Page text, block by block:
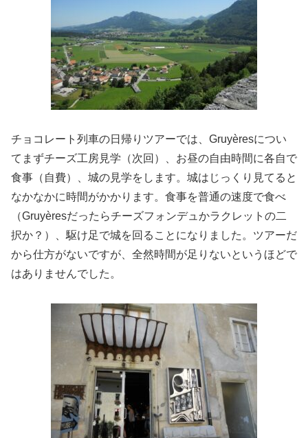
チョコレート列車の日帰りツアーでは、Gruyèresについ
てまずチーズ工房見学（次回）、お昼の自由時間に各自で
食事（自費）、城の見学をします。城はじっくり見てると
なかなかに時間がかかります。食事を普通の速度で食べ
（Gruyèresだったらチーズフォンデュかラクレットの二
択か？）、駆け足で城を回ることになりました。ツアーだ
から仕方がないですが、全然時間が足りないというほどで
はありませんでした。